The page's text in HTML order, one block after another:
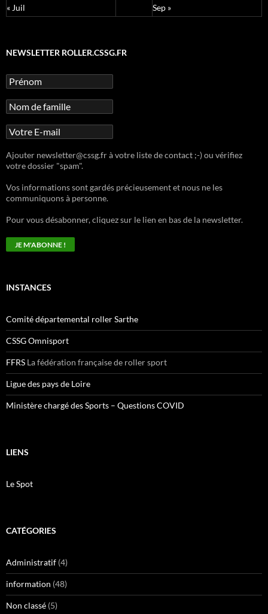
« Juil
Sep »
NEWSLETTER ROLLER.CSSG.FR
Ajouter newsletter@cssg.fr à votre liste de contact ;-) ou vérifiez
votre dossier "spam".
Vos informations sont gardés précieusement et nous ne les
communiquons à personne.
Pour vous désabonner, cliquez sur le lien en bas de la newsletter.
INSTANCES
Comité départemental roller Sarthe
CSSG Omnisport
FFRS La fédération française de roller sport
Ligue des pays de Loire
Ministère chargé des Sports – Questions COVID
LIENS
Le Spot
CATÉGORIES
Administratif (4)
information (48)
Non classé (5)